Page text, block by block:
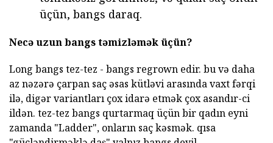
üçün, bangs daraq.
Necə uzun bangs təmizləmək üçün?
Long bangs tez-tez - bangs regrown edir. bu və daha
az nəzərə çarpan saç əsas kütləvi arasında vaxt fərqi
ilə, digər variantları çox idarə etmək çox asandır-ci
ildən. tez-tez bangs qurtarmaq üçün bir qadın eyni
zamanda "Ladder", onların saç kəsmək. qısa